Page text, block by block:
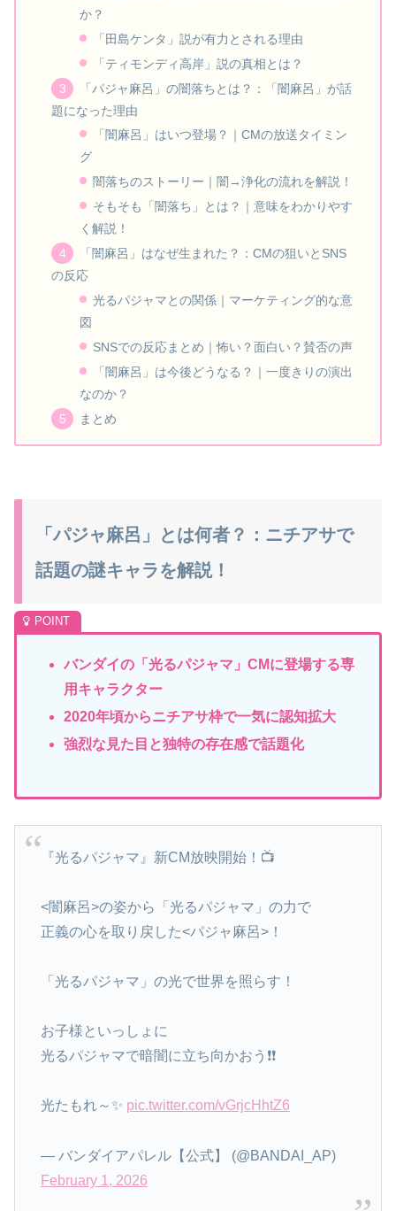
か？
「田島ケンタ」説が有力とされる理由
「ティモンディ高岸」説の真相とは？
「パジャ麻呂」の闇落ちとは？：「闇麻呂」が話
題になった理由
「闇麻呂」はいつ登場？｜CMの放送タイミン
グ
闇落ちのストーリー｜闇→浄化の流れを解説！
そもそも「闇落ち」とは？｜意味をわかりやす
く解説！
「闇麻呂」はなぜ生まれた？：CMの狙いとSNS
の反応
光るパジャマとの関係｜マーケティング的な意
図
SNSでの反応まとめ｜怖い？面白い？賛否の声
「闇麻呂」は今後どうなる？｜一度きりの演出
なのか？
まとめ
「パジャ麻呂」とは何者？：ニチアサで
話題の謎キャラを解説！
バンダイの「光るパジャマ」CMに登場する専
用キャラクター
2020年頃からニチアサ枠で一気に認知拡大
強烈な見た目と独特の存在感で話題化
『光るパジャマ』新CM放映開始！📺
<闇麻呂>の姿から「光るパジャマ」の力で
正義の心を取り戻した<パジャ麻呂>！
「光るパジャマ」の光で世界を照らす！
お子様といっしょに
光るパジャマで暗闇に立ち向かおう❗️❗️
光たもれ～✨️ pic.twitter.com/vGrjcHhtZ6
— バンダイアパレル【公式】 (@BANDAI_AP)
February 1, 2026